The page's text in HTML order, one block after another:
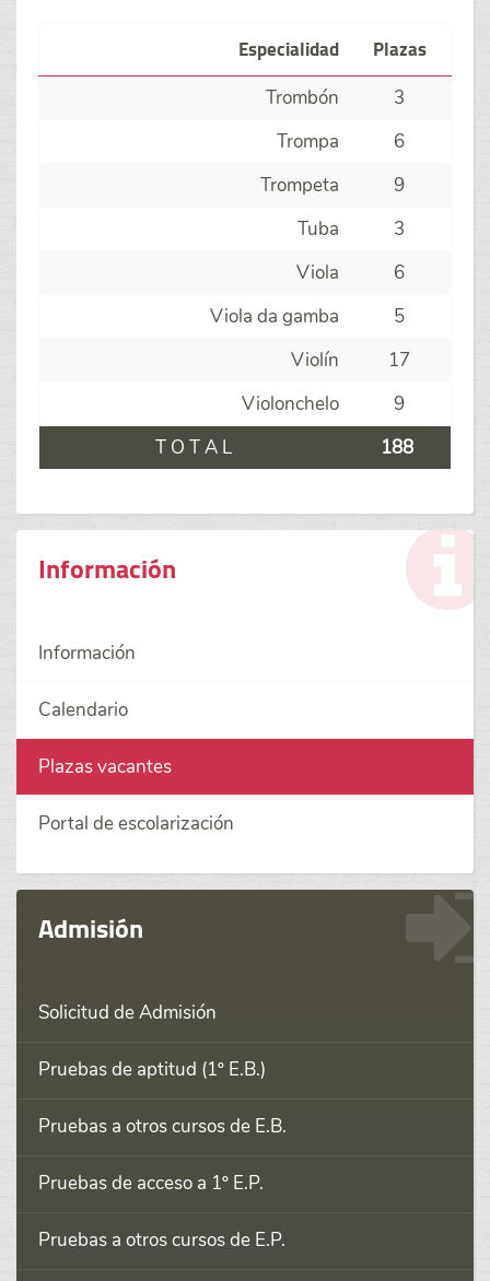
Especialidad Plazas
T O T A L 188
Trombón
3
Trompa
6
Trompeta
9
Tuba
3
Viola
6
Viola da gamba
5
Violín
17
Violonchelo
9
Información
Información
Calendario
Plazas vacantes
Portal de escolarización
Admisión
Solicitud de Admisión
Pruebas de aptitud (1º E.B.)
Pruebas a otros cursos de E.B.
Pruebas de acceso a 1º E.P.
Pruebas a otros cursos de E.P.